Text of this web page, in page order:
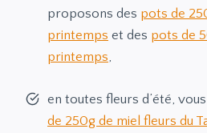
proposons des pots de
printemps et des pots de
printemps,
en toutes fleurs d’été,
de 250g de miel fleurs du